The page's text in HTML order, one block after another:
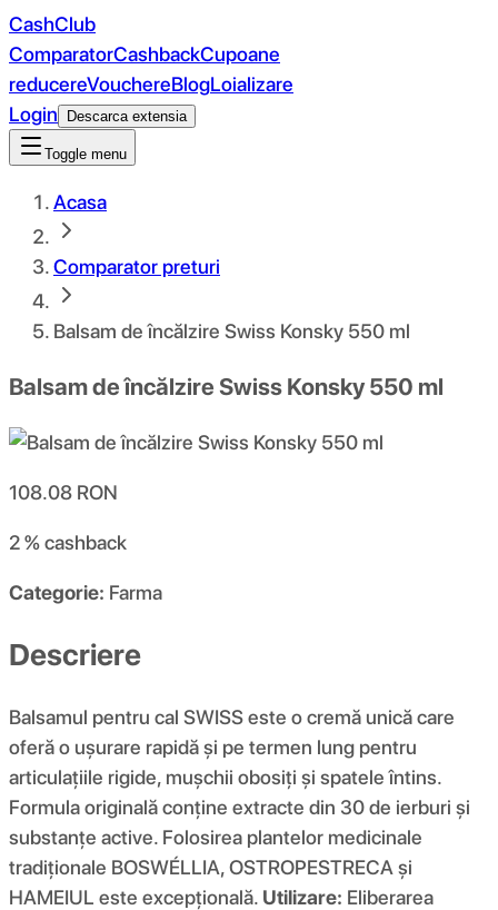
CashClub
ComparatorCashbackCupoane
reducereVouchereBlogLoializare
Login
Descarca extensia
Toggle menu
Acasa
Comparator preturi
Balsam de încălzire Swiss Konsky 550 ml
Balsam de încălzire Swiss Konsky 550 ml
108.08 RON
2 %cashback
Categorie: Farma
Descriere
Balsamul pentru cal SWISS este o cremă unică care
oferă o ușurare rapidă și pe termen lung pentru
articulațiile rigide, mușchii obosiți și spatele întins.
Formula originală conține extracte din 30 de ierburi și
substanțe active. Folosirea plantelor medicinale
tradiționale BOSWÉLLIA, OSTROPESTRECA și
HAMEIUL este excepțională. Utilizare: Eliberarea